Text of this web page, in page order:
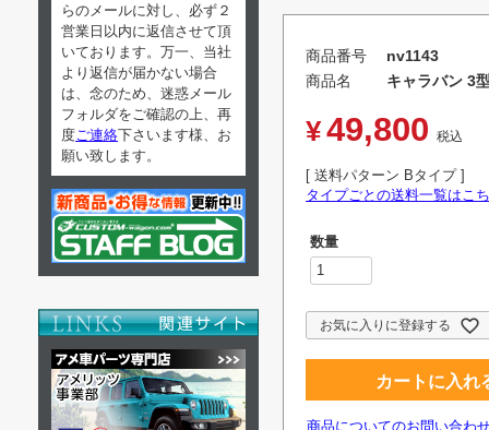
らのメールに対し、必ず２
営業日以内に返信させて頂
いております。万一、当社
より返信が届かない場合
は、念のため、迷惑メール
フォルダをご確認の上、再
度 ご連絡下さいます様、お
願い致します。
商品番号
nv1143
商品名
キャラバン 3
¥49,800 税込
送料パターン Bタイプ
タイプごとの送料一覧はこ
お気に入りに登録する
カートに入れ
商品についてのお問い合わ